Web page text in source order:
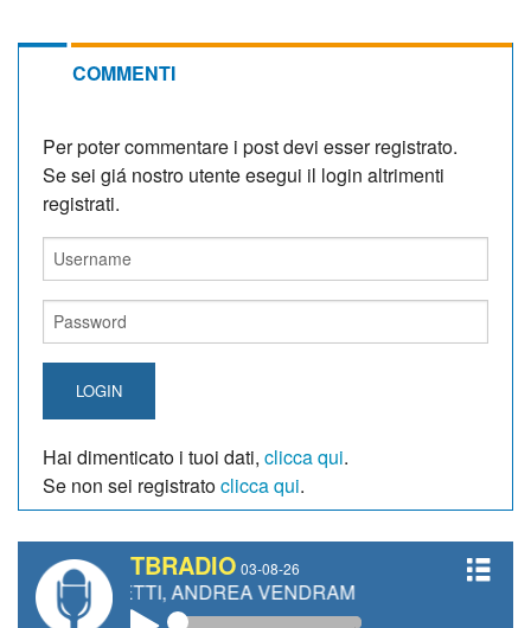
COMMENTI
Per poter commentare i post devi esser registrato.
Se sei giá nostro utente esegui il login altrimenti
registrati.
LOGIN
Hai dimenticato i tuoi dati, clicca qui.
Se non sei registratoclicca qui.
TBRADIO 03-08-26
ANDREA VENDRAME, FILIPPO FIORELLI